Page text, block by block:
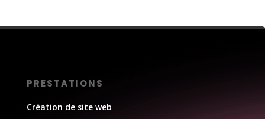
PRESTATIONS
Création de site web